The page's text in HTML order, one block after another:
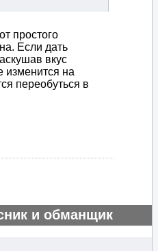
простого
Если дать
вкус
изменится на
переобуться в
и обманщик